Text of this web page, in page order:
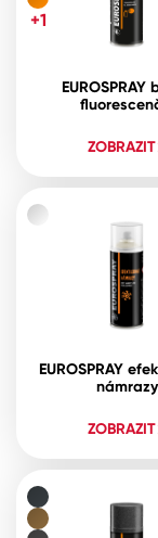
EUROSPRAY
ZOBRAZIT
+1
EUROSPRAY
námrazy
ZOBRAZIT